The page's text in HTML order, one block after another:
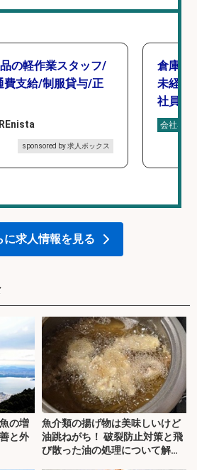
の軽作業スタッフ/
費支給/制服貸与/正
sponsored by 求人ボックス
倉庫で
未経験
社員登
会社名
に求人情報を見る
の増
と外
魚介類の揚げ物は美味しいけど
油跳ねがち！ 破裂防止対策と飛
び散った油の処理について解